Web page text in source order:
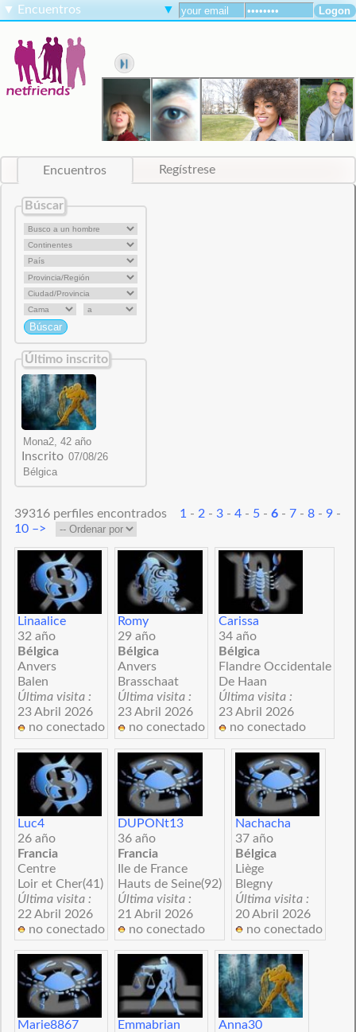
▼ Encuentros ▼
Encuentros Regístrese
Búscar
Último inscrito
Inscrito
39316 perfiles encontrados 1 - 2 - 3- 4- 5- 6- 7- 8- 9-
10–>
Linaalice
32 año
Bélgica
Anvers
Balen
Última visita :
23 Abril 2026
no conectado
Romy
29 año
Bélgica
Anvers
Brasschaat
Última visita :
23 Abril 2026
no conectado
Carissa
34 año
Bélgica
Flandre Occidentale
De Haan
Última visita :
23 Abril 2026
no conectado
Luc4
26 año
Francia
Centre
Loir et Cher(41)
Última visita :
22 Abril 2026
no conectado
DUPONt13
36 año
Francia
Ile de France
Hauts de Seine(92)
Última visita :
21 Abril 2026
no conectado
Nachacha
37 año
Bélgica
Liège
Blegny
Última visita :
20 Abril 2026
no conectado
Marie8867
Emmabrian
Anna30